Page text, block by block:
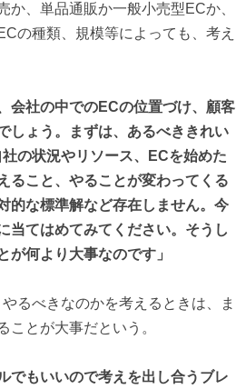
、単品通販か一般小売型ECか、
の種類、規模等によっても、考え
会社の中でのECの位置づけ、顧客
しょう。まずは、あるべききれい
の状況やリソース、ECを始めた
ること、やることが変わってくる
的な標準解など存在しません。今
当てはめてみてください。そうし
何より大事なのです」
るべきなのかを考えるときは、ま
とが大事だという。
でもいいので考えを出し合うブレ